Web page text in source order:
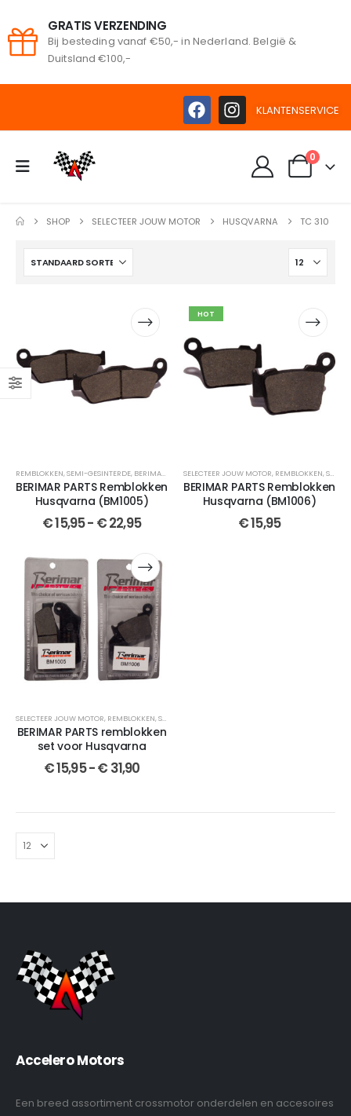
GRATIS VERZENDING
Bij besteding vanaf €50,- in Nederland. België &
Duitsland €100,-
KLANTENSERVICE
0
SHOP SELECTEER JOUW MOTOR HUSQVARNA TC 310
REMBLOKKEN,SEMI-GESINTERDE, BERIMAR PARTS ,VOOR,VOOR,GESINTERDE,CROSSMOTOR
BERIMAR PARTS Remblokken
Husqvarna (BM1005)
€15,95- €22,95
HOT
SELECTEER JOUW MOTOR, REMBLOKKEN,SEMI-GESINTERDE
BERIMAR PARTS Remblokken
Husqvarna (BM1006)
€15,95
SELECTEER JOUW MOTOR, REMBLOKKEN,SEMI-GESINTERDE
BERIMAR PARTS remblokken
set voor Husqvarna
€15,95-€ 31,90
Accelero Motors
Een breed assortiment crossmotor onderdelen en accesoires